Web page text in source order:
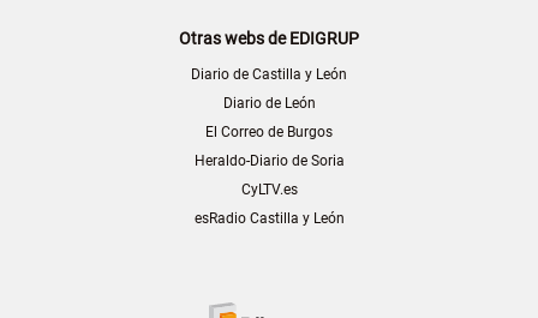
Otras webs de EDIGRUP
Diario de Castilla y León
Diario de León
El Correo de Burgos
Heraldo-Diario de Soria
CyLTV.es
esRadio Castilla y León